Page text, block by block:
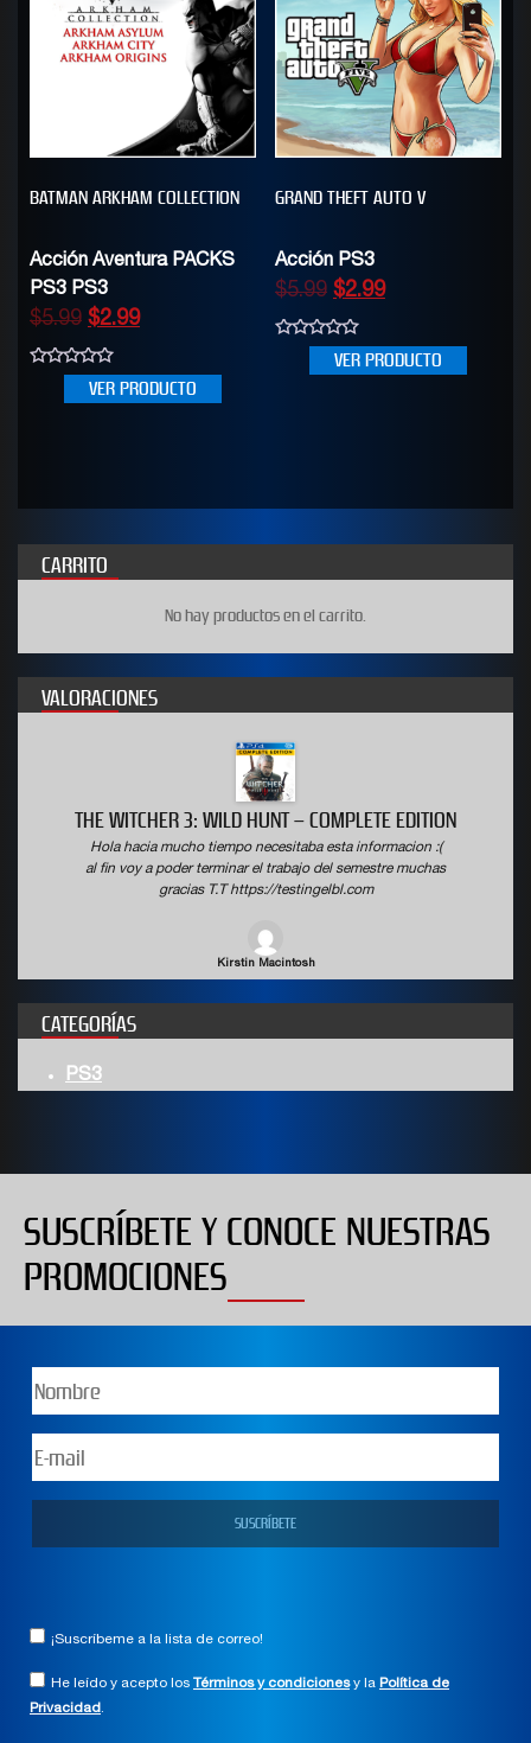
BATMAN ARKHAM COLLECTION
Acción Aventura PACKS
PS3 PS3
$5.99 $2.99
VER PRODUCTO
GRAND THEFT AUTO V
Acción PS3
$5.99 $2.99
VER PRODUCTO
CARRITO
No hay productos en el carrito.
VALORACIONES
THE WITCHER 3: WILD HUNT – COMPLETE EDITION
Hola hacia mucho tiempo necesitaba esta informacion :(
al fin voy a poder terminar el trabajo del semestre muchas
gracias T.T https://testingelbl.com
Kirstin Macintosh
CATEGORÍAS
PS3
SUSCRÍBETE Y CONOCE NUESTRAS
PROMOCIONES
¡Suscríbeme a la lista de correo!
He leído y acepto los Términos y condicionesy la Política de
Privacidad.